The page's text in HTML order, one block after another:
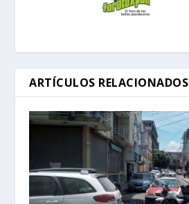
ARTÍCULOS RELACIONADOS